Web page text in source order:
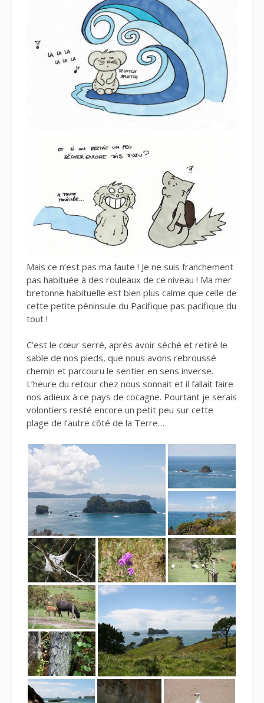
Mais ce n’est pas ma faute ! Je ne suis franchement
pas habituée à des rouleaux de ce niveau ! Ma mer
bretonne habituelle est bien plus calme que celle de
cette petite péninsule du Pacifique pas pacifique du
tout !
C’est le cœur serré, après avoir séché et retiré le
sable de nos pieds, que nous avons rebroussé
chemin et parcouru le sentier en sens inverse.
L’heure du retour chez nous sonnait et il fallait faire
nos adieux à ce pays de cocagne. Pourtant je serais
volontiers resté encore un petit peu sur cette
plage de l’autre côté de la Terre…